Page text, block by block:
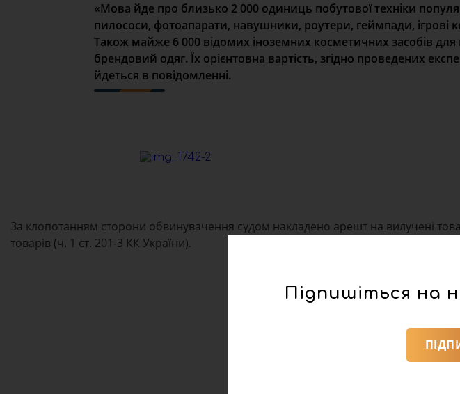
«Мова йде про близько 2 000 одиниць побутової техніки
пилососи, фотоапарати, навушники, роутери, геймпади, ігрові
Також майже 6 000 відомих іноземних косметичних засобів
брендовий одяг. Їх орієнтовна вартість, згідно проведених
йдеться в повідомленні.
За клопотанням сторони обвинувачення судом накладено арешт на вилучені
товарів (ч. 1 ст. 201-3 КК України).
Підпишіться на